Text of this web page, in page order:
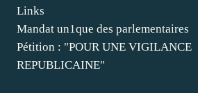
Links
Mandat un1que des parlementaires
Pétition : "POUR UNE VIGILANCE
REPUBLICAINE"